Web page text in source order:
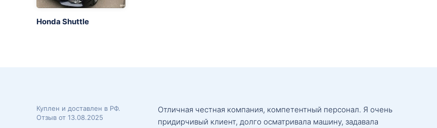
Honda Shuttle
Куплен и доставлен в РФ.
Отзыв от 13.08.2025
Отличная честная компания, компетентный персонал. Я очень
придирчивый клиент, долго осматривала машину, задавала